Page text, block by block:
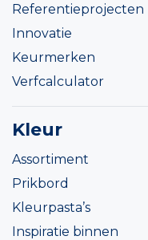
Referentieprojecten
Innovatie
Keurmerken
Verfcalculator
Kleur
Assortiment
Prikbord
Kleurpasta’s
Inspiratie binnen